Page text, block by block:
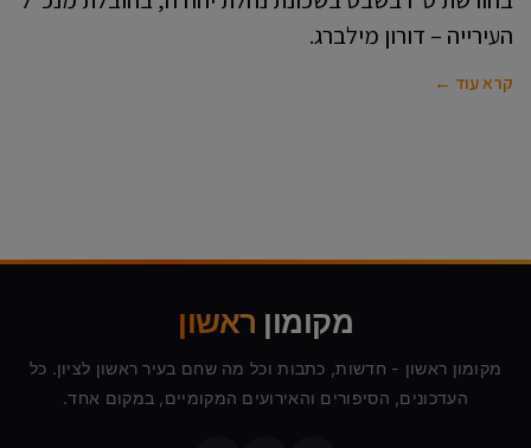
העירייה – דורון מילברג.
קרא עוד ←
מקומון ראשון
מקומון ראשון - חדשות, כתבות וכל מה שחם בעיר ראשון לציון. כל
העדכונים, הסיפורים והאירועים המקומיים, במקום אחד.